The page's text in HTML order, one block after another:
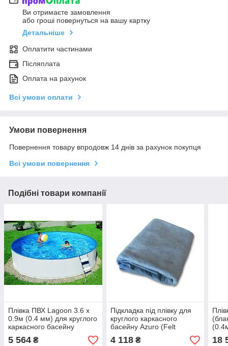
Ви отримаєте замовлення
або гроші повернуться на вашу картку
Детальніше
Оплатити частинами
Післяплата
Оплата на рахунок
Всі умови оплати
Умови повернення
Повернення товару впродовж 14 днів за рахунок покупця
Всі умови повернення
Подібні товари компанії
Плівка ПВХ Lagoon 3.6 х
0.9м (0.4 мм) для круглого
каркасного басейну
блакитна
5 564 ₴
Підкладка під плівку для
круглого каркасного
басейну Azuro (Felt
underley 4.6 м)
4 118₴ 18